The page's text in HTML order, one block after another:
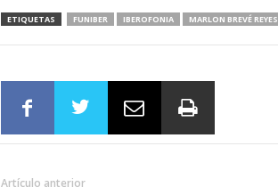
ETIQUETAS FUNIBER IBEROFONIA MARLON BREVÉ REYES
Artículo anterior